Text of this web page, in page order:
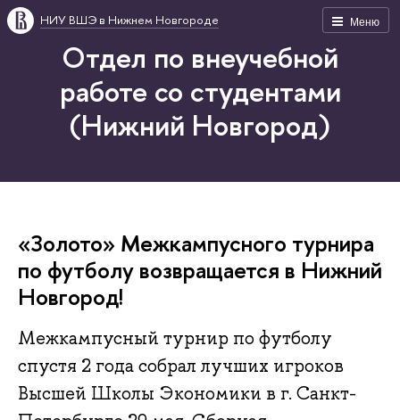
Меню
НИУ ВШЭ в Нижнем Новгороде
Отдел по внеучебной
работе со студентами
(Нижний Новгород)
«Золото» Межкампусного турнира
по футболу возвращается в Нижний
Новгород!
Межкампусный турнир по футболу
спустя 2 года собрал лучших игроков
Высшей Школы Экономики в г. Санкт-